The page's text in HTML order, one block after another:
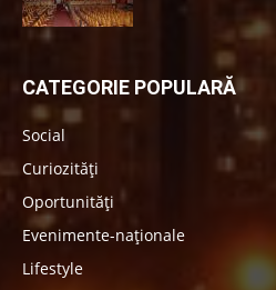
CATEGORIE POPULARĂ
Social
Curiozități
Oportunități
Evenimente-naționale
Lifestyle